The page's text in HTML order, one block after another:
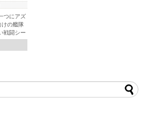
つにアズ
けの艦隊
戦闘シー